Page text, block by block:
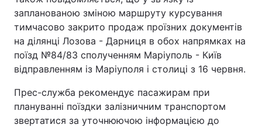
запланованою зміною маршруту курсування
тимчасово закрито продаж проїзних документів
на ділянці Лозова - Дарниця в обох напрямках на
поїзд №84/83 сполученням Маріуполь - Київ
відправленням із Маріуполя і столиці з 16 червня.
Прес-служба рекомендує пасажирам при
плануванні поїздки залізничним транспортом
звертатися за уточнюючою інформацією до